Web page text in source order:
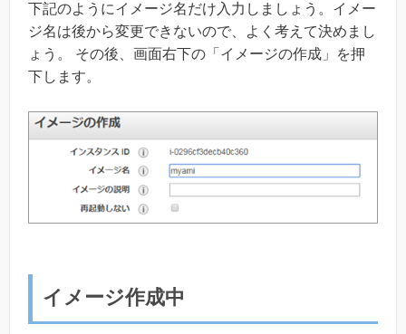
下記のようにイメージ名だけ入力しましょう。イメー
ジ名は後から変更できないので、よく考えて決めまし
ょう。 その後、画面右下の「イメージの作成」を押
下します。
イメージ作成中